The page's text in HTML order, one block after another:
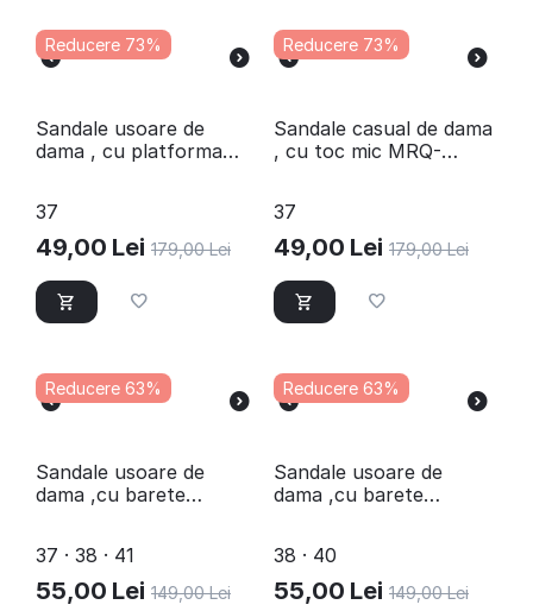
Reducere 73%
​Sandale usoare de
dama , cu platforma
37
49,00 Lei 179,00 Lei
Reducere 73%
​Sandale casual de dama
, cu toc mic MRQ-
37
49,00 Lei 179,00 Lei
Reducere 63%
Sandale usoare de
dama ,cu barete
37 · 38 · 41
55,00 Lei 149,00 Lei
Reducere 63%
Sandale usoare de
dama ,cu barete
38 · 40
55,00 Lei 149,00 Lei